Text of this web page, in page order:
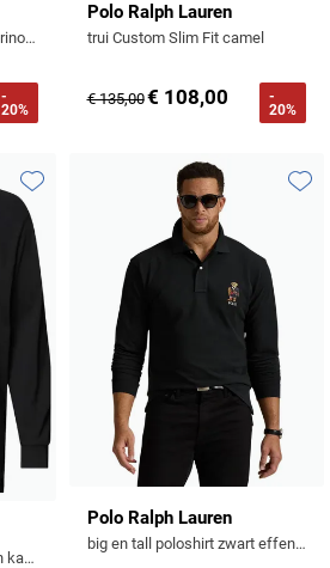
polo lange mouw groen merinowol
-
20%
Polo Ralph Lauren
trui Custom Slim Fit camel
€ 135,00€ 108,00
-
20%
polo normale fit zwart effen katoen Big & Tall
Toevoegen aan favorieten
Polo Ralph Lauren
big en tall poloshirt zwart effen katoen